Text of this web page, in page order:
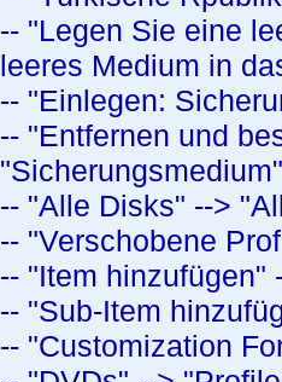
-- "Legen Sie eine
leeres Medium in
-- "Einlegen:
-- "Entfernen und
"Sicherungsmedium"
-- "Alle Disks" -->
-- "Verschobene
-- "Item hinzufügen"
-- "Sub-Item
-- "Customization